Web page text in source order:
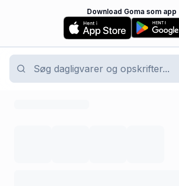
Download Goma som app